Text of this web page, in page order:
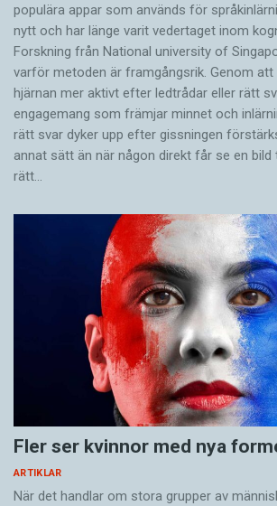
populära appar som används för
nytt och har länge varit vedertaget inom
Forskning från National university of
varför metoden är framgångsrik. Genom
hjärnan mer aktivt ­efter ledtrådar eller rätt
engagemang som främjar minnet och
rätt svar dyker upp efter gissningen
annat sätt än när någon direkt får se en
rätt…
Fler ser kvinnor med nya
ARTIKLAR
När det handlar om stora grupper av